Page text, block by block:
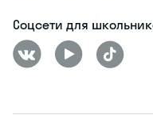
Соцсети для